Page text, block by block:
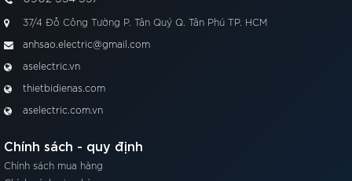
37/4 Đỗ Công Tường P. Tân Quý Q. Tân Phú TP. HCM
anhsao.electric@gmail.com
aselectric.vn
thietbidienas.com
aselectric.com.vn
Chính sách - quy định
Chính sách mua hàng